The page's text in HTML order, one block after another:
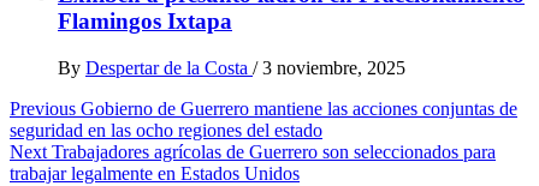
Flamingos Ixtapa
By Despertar de la Costa / 3 noviembre, 2025
Post
navigation
Previous Gobierno de Guerrero mantiene las acciones conjuntas de
seguridad en las ocho regiones del estado
Next Trabajadores agrícolas de Guerrero son seleccionados para
trabajar legalmente en Estados Unidos